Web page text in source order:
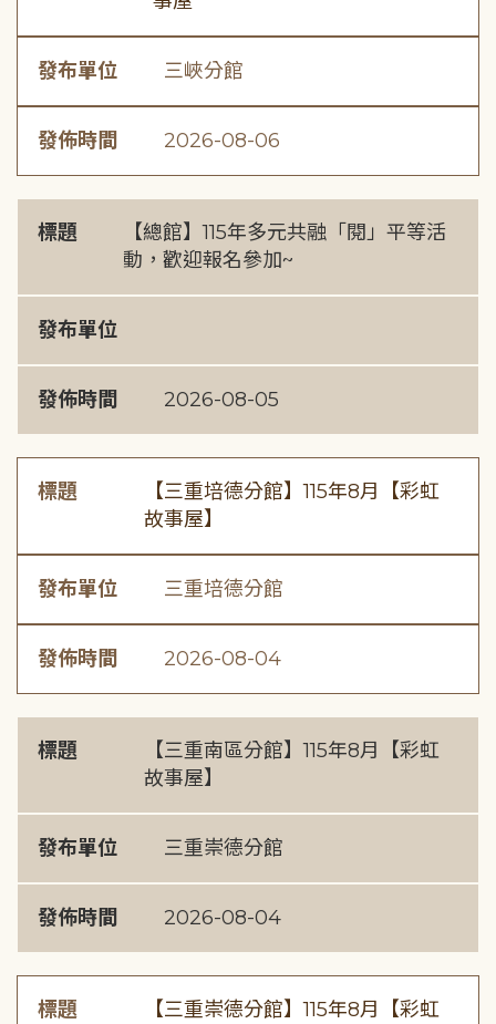
發布單位 三峽分館
發佈時間 2026-08-06
標題
【總館】115年多元共融「閱」平等活
動，歡迎報名參加~
發布單位
發佈時間 2026-08-05
標題
【三重培德分館】115年8月【彩虹
故事屋】
發布單位 三重培德分館
發佈時間 2026-08-04
標題
【三重南區分館】115年8月【彩虹
故事屋】
發布單位 三重崇德分館
發佈時間 2026-08-04
標題
【三重崇德分館】115年8月【彩虹